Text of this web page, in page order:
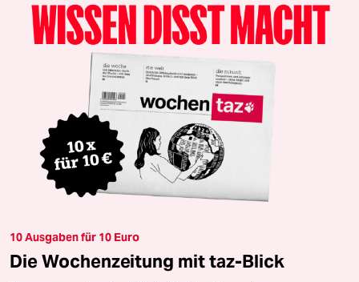
10 Ausgaben für 10 Euro
Die Wochenzeitung mit taz-Blick